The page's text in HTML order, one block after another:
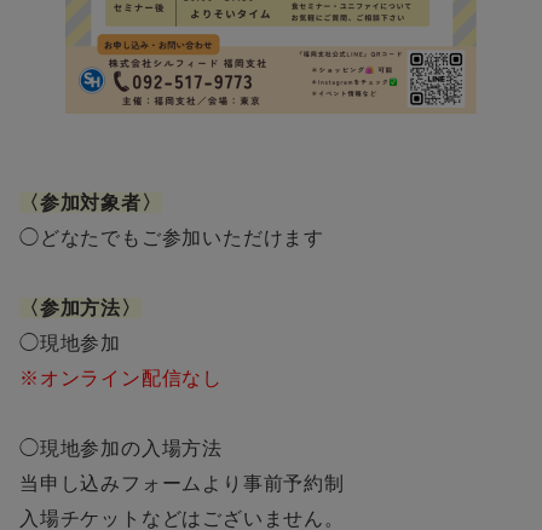
〈参加対象者〉
◯どなたでもご参加いただけます
〈参加方法〉
◯現地参加
※オンライン配信なし
◯現地参加の入場方法
当申し込みフォームより事前予約制
入場チケットなどはございません。